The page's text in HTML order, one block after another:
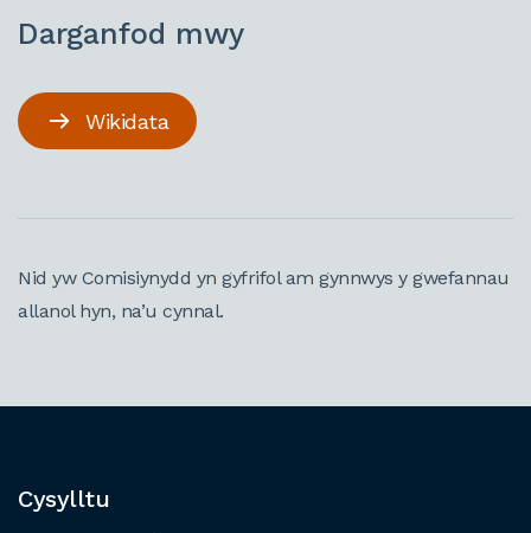
Darganfod mwy
Wikidata
Nid yw Comisiynydd yn gyfrifol am gynnwys y gwefannau
allanol hyn, na’u cynnal.
Cysylltu